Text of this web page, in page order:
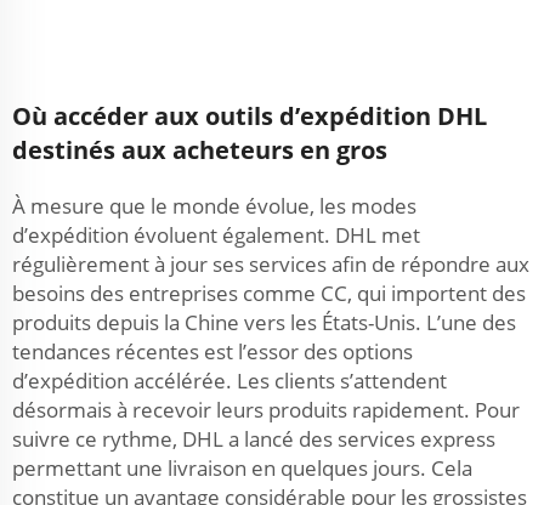
Où accéder aux outils d’expédition DHL
destinés aux acheteurs en gros
À mesure que le monde évolue, les modes
d’expédition évoluent également. DHL met
régulièrement à jour ses services afin de répondre aux
besoins des entreprises comme CC, qui importent des
produits depuis la Chine vers les États-Unis. L’une des
tendances récentes est l’essor des options
d’expédition accélérée. Les clients s’attendent
désormais à recevoir leurs produits rapidement. Pour
suivre ce rythme, DHL a lancé des services express
permettant une livraison en quelques jours. Cela
constitue un avantage considérable pour les grossistes